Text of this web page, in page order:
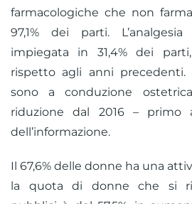
farmacologiche che non
97,1% dei parti.
impiegata in 31,4% dei
rispetto agli anni precedenti.
sono a conduzione
riduzione dal 2016 – primo
dell’informazione.
Il 67,6% delle donne ha una
la quota di donne che si